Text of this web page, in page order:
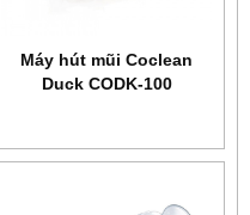
Máy hút mũi Coclean
Duck CODK-100